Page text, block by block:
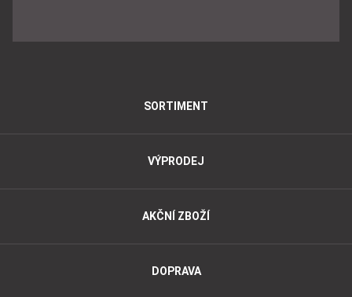
SORTIMENT
VÝPRODEJ
AKČNÍ ZBOŽÍ
DOPRAVA